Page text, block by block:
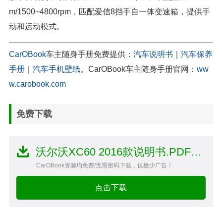
m/1500~4800rpm，匹配爱信8挡手自一体变速箱，提供手
动和运动模式。
CarOBook车主随身手册免费提供： 汽车说明书
汽车保养
手册
汽车手机壁纸。CarOBook车主随身手册官网： ww
w.carobook.com
免费下载
沃尔沃XC60 2016款说明书.PDF文件
CarOBook资源均免费/无需密码下载，仅极少广告！
点击下载